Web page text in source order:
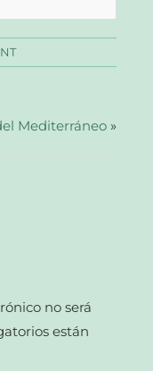
Mediterráneo»
no será
están